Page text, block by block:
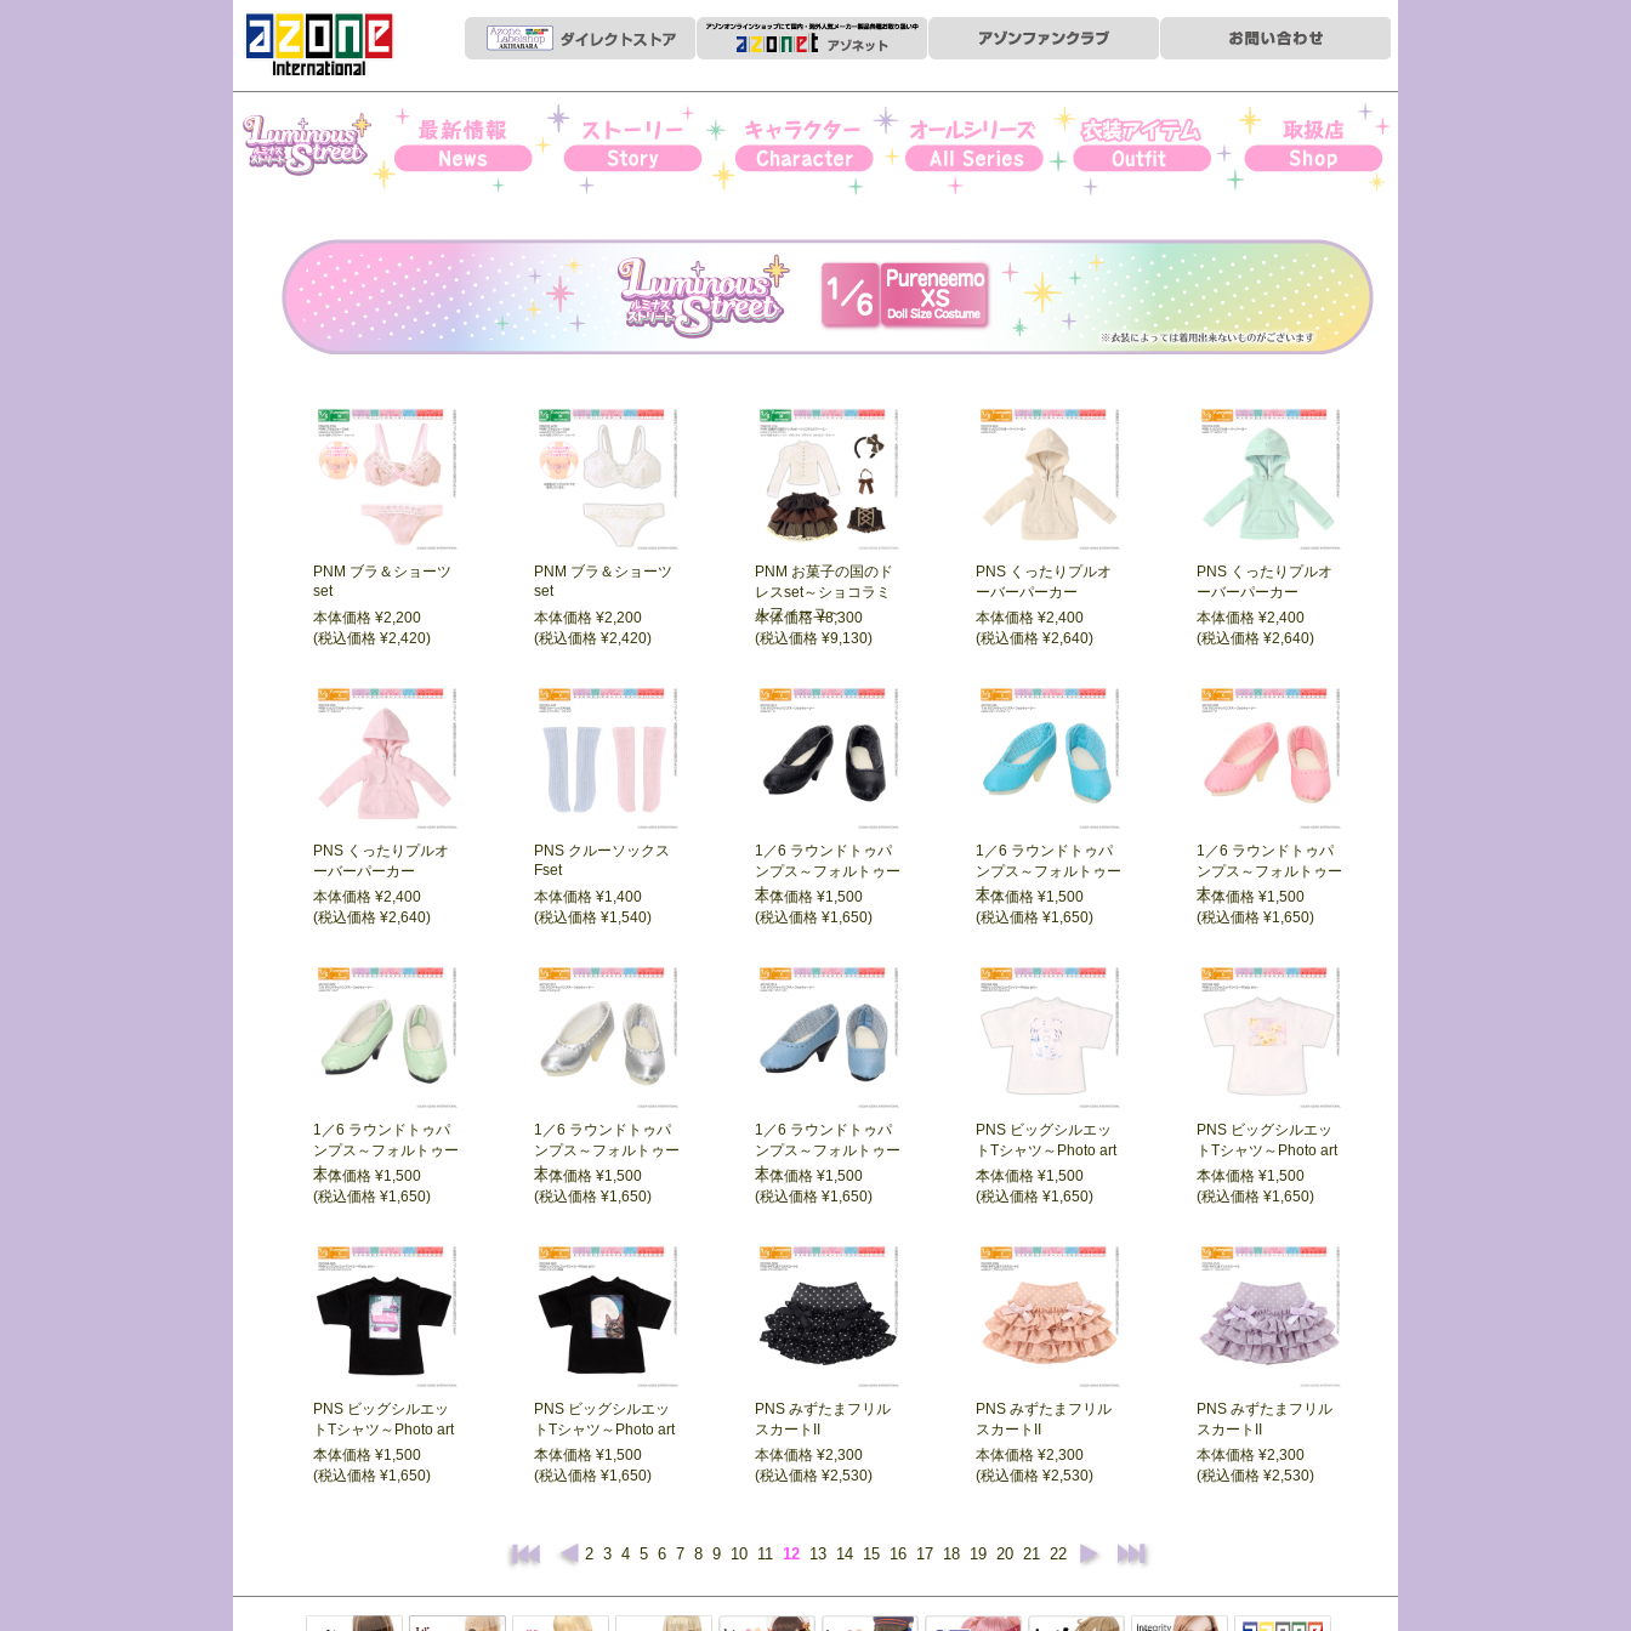
PNM ブラ＆ショーツ
set
本体価格 ¥2,200
(税込価格 ¥2,420)
PNM ブラ＆ショーツ
set
本体価格 ¥2,200
(税込価格 ¥2,420)
PNM お菓子の国のド
レスset～ショコラミ
ルフィーユ～
本体価格 ¥8,300
(税込価格 ¥9,130)
PNS くったりプルオ
ーバーパーカー
本体価格 ¥2,400
(税込価格 ¥2,640)
PNS くったりプルオ
ーバーパーカー
本体価格 ¥2,400
(税込価格 ¥2,640)
PNS くったりプルオ
ーバーパーカー
本体価格 ¥2,400
(税込価格 ¥2,640)
PNS クルーソックス
Fset
本体価格 ¥1,400
(税込価格 ¥1,540)
1／6 ラウンドトゥパ
ンプス～フォルトゥー
ナ～
本体価格 ¥1,500
(税込価格 ¥1,650)
1／6 ラウンドトゥパ
ンプス～フォルトゥー
ナ～
本体価格 ¥1,500
(税込価格 ¥1,650)
1／6 ラウンドトゥパ
ンプス～フォルトゥー
ナ～
本体価格 ¥1,500
(税込価格 ¥1,650)
1／6 ラウンドトゥパ
ンプス～フォルトゥー
ナ～
本体価格 ¥1,500
(税込価格 ¥1,650)
1／6 ラウンドトゥパ
ンプス～フォルトゥー
ナ～
本体価格 ¥1,500
(税込価格 ¥1,650)
1／6 ラウンドトゥパ
ンプス～フォルトゥー
ナ～
本体価格 ¥1,500
(税込価格 ¥1,650)
PNS ビッグシルエッ
トTシャツ～Photo art
～
本体価格 ¥1,500
(税込価格 ¥1,650)
PNS ビッグシルエッ
トTシャツ～Photo art
～
本体価格 ¥1,500
(税込価格 ¥1,650)
PNS ビッグシルエッ
トTシャツ～Photo art
～
本体価格 ¥1,500
(税込価格 ¥1,650)
PNS ビッグシルエッ
トTシャツ～Photo art
～
本体価格 ¥1,500
(税込価格 ¥1,650)
PNS みずたまフリル
スカートII
本体価格 ¥2,300
(税込価格 ¥2,530)
PNS みずたまフリル
スカートII
本体価格 ¥2,300
(税込価格 ¥2,530)
PNS みずたまフリル
スカートII
本体価格 ¥2,300
(税込価格 ¥2,530)
2 3 4 5 6 7 8 9 10 11 12 13 14 15 16 17 18 19 20 21 22